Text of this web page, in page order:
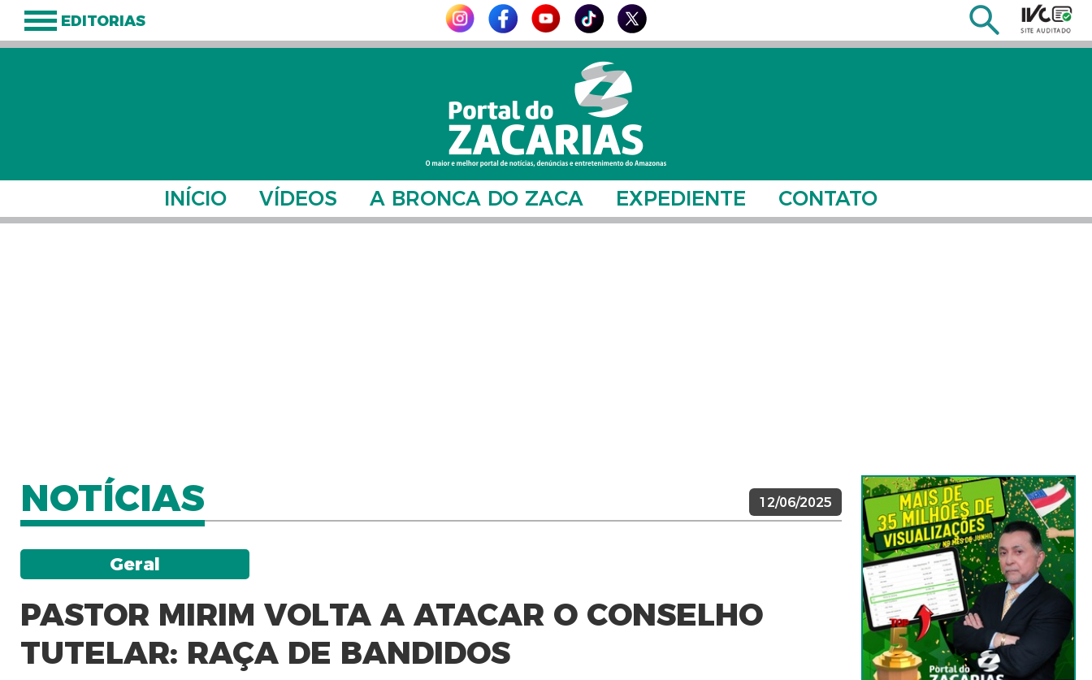
EDITORIAS
INÍCIO VÍDEOS A BRONCA DO ZACA EXPEDIENTE CONTATO
NOTÍCIAS 12/06/2025
Geral
PASTOR MIRIM VOLTA A ATACAR O CONSELHO
TUTELAR: RAÇA DE BANDIDOS